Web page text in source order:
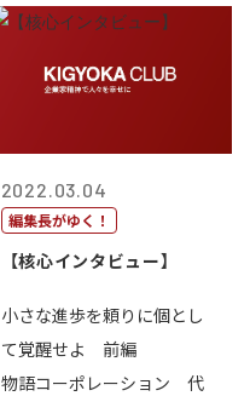
2022.03.04
編集長がゆく！
【核心インタビュー】
小さな進歩を頼りに個とし
て覚醒せよ 前編
物語コーポレーション 代